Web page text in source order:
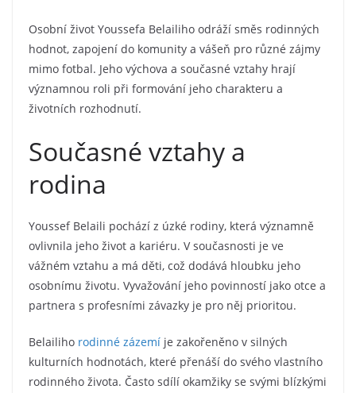
Osobní život Youssefa Belailiho odráží směs rodinných
hodnot, zapojení do komunity a vášeň pro různé zájmy
mimo fotbal. Jeho výchova a současné vztahy hrají
významnou roli při formování jeho charakteru a
životních rozhodnutí.
Současné vztahy a
rodina
Youssef Belaili pochází z úzké rodiny, která významně
ovlivnila jeho život a kariéru. V současnosti je ve
vážném vztahu a má děti, což dodává hloubku jeho
osobnímu životu. Vyvažování jeho povinností jako otce a
partnera s profesními závazky je pro něj prioritou.
Belailiho rodinné zázemí je zakořeněno v silných
kulturních hodnotách, které přenáší do svého vlastního
rodinného života. Často sdílí okamžiky se svými blízkými